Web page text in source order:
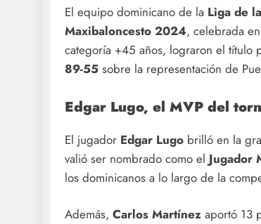
El equipo dominicano de la Liga de
Maxibaloncesto 2024, celebrada
categoría +45 años, lograron el título
89-55 sobre la representación de
Edgar Lugo, el MVP del
El jugador Edgar Lugo brilló en la
valió ser nombrado como el Jugador
los dominicanos a lo largo de la
Además, Carlos Martínez aportó 13